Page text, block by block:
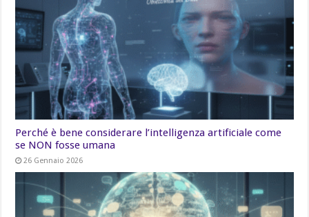
Perché è bene considerare l’intelligenza artificiale come
se NON fosse umana
26 Gennaio 2026